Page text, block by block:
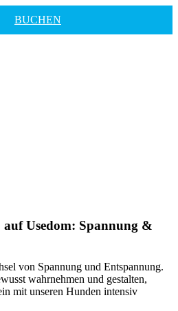
BUCHEN
Usedom: Spannung &
von Spannung und Entspannung.
wahrnehmen und gestalten,
mit unseren Hunden intensiv